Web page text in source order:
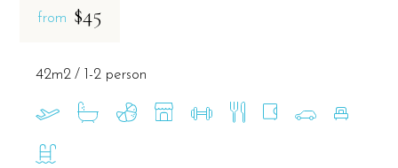
from $45
42m2 1-2 person